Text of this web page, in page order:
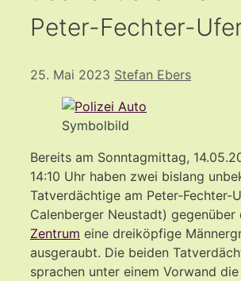
Peter-Fechter-
25. Mai 2023 Stefan Ebers
Symbolbild
Bereits am Sonntagmittag,
14:10 Uhr haben zwei bislang
Tatverdächtige am Peter-Fechter-
Calenberger Neustadt) gegenüber
Zentrum eine dreiköpfige
ausgeraubt. Die beiden
sprachen unter einem Vorwand